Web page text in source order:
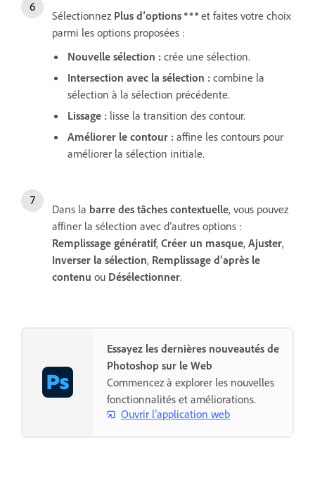
Sélectionnez Plus d’options
et faites votre choix
parmi les options proposées :
Nouvelle sélection : crée une sélection.
Intersection avec la sélection : combine la
sélection à la sélection précédente.
Lissage : lisse la transition des contour.
Améliorer le contour : affine les contours pour
améliorer la sélection initiale.
Dans la barre des tâches contextuelle, vous pouvez
affiner la sélection avec d’autres options :
Remplissage génératif, Créer un masque, Ajuster,
Inverser la sélection, Remplissage d’après le
contenu ou Désélectionner.
Essayez les dernières nouveautés de
Photoshop sur le Web
Commencez à explorer les nouvelles
fonctionnalités et améliorations.
Ouvrir l’application web